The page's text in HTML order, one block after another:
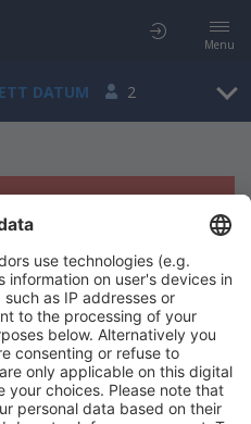
Menu
DATUM 2
för denna sökning